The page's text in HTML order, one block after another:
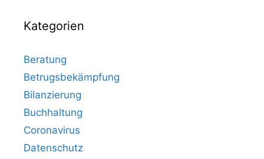
Kategorien
Beratung
Betrugsbekämpfung
Bilanzierung
Buchhaltung
Coronavirus
Datenschutz